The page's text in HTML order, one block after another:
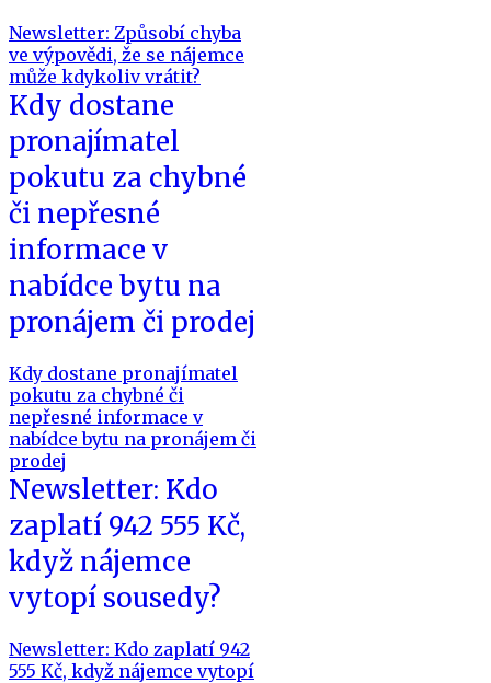
Newsletter: Způsobí chyba
ve výpovědi, že se nájemce
může kdykoliv vrátit?
Kdy dostane
pronajímatel
pokutu za chybné
či nepřesné
informace v
nabídce bytu na
pronájem či prodej
Kdy dostane pronajímatel
pokutu za chybné či
nepřesné informace v
nabídce bytu na pronájem či
prodej
Newsletter: Kdo
zaplatí 942 555 Kč,
když nájemce
vytopí sousedy?
Newsletter: Kdo zaplatí 942
555 Kč, když nájemce vytopí